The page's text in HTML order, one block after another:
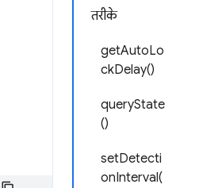
तरीके
getAutoLo
ckDelay()
queryState
()
setDetecti
onInterval(